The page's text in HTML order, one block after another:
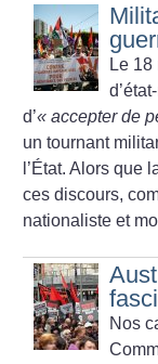
Le
d’« accepter de
un tournant
l’État. Alors que
ces discours,
nationaliste et
Nos